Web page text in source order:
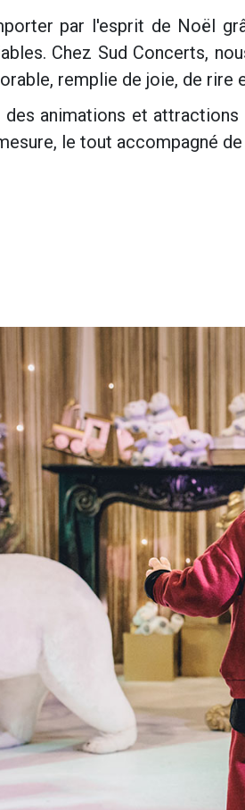
par l'esprit de Noël
Chez Sud Concerts,
remplie de joie, de rire
des animations et
le tout accompagné